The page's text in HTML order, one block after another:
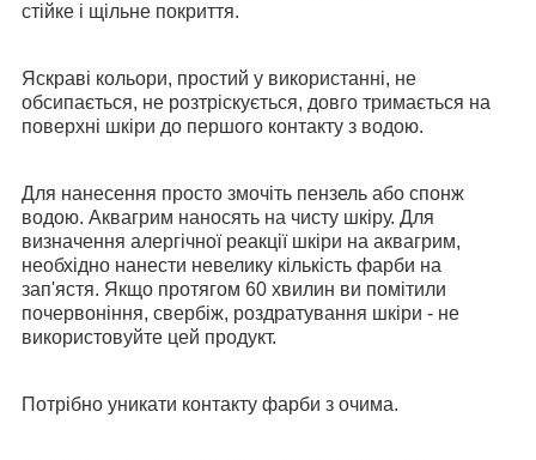
стійке і щільне покриття.
Яскраві кольори, простий у використанні, не
обсипається, не розтріскується, довго тримається на
поверхні шкіри до першого контакту з водою.
Для нанесення просто змочіть пензель або спонж
водою. Аквагрим наносять на чисту шкіру. Для
визначення алергічної реакції шкіри на аквагрим,
необхідно нанести невелику кількість фарби на
зап'ястя. Якщо протягом 60 хвилин ви помітили
почервоніння, свербіж, роздратування шкіри - не
використовуйте цей продукт.
Потрібно уникати контакту фарби з очима.